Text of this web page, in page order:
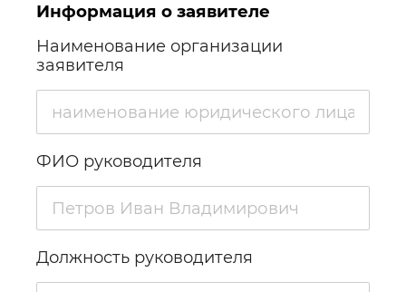
Информация о заявителе
Наименование организации
заявителя
ФИО руководителя
Должность руководителя